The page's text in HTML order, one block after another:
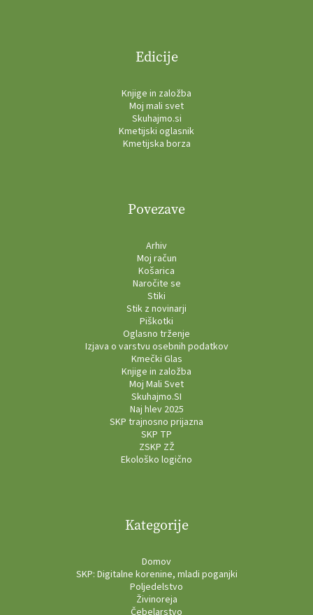
Edicije
Knjige in založba
Moj mali svet
Skuhajmo.si
Kmetijski oglasnik
Kmetijska borza
Povezave
Arhiv
Moj račun
Košarica
Naročite se
Stiki
Stik z novinarji
Piškotki
Oglasno trženje
Izjava o varstvu osebnih podatkov
Kmečki Glas
Knjige in založba
Moj Mali Svet
Skuhajmo.SI
Naj hlev 2025
SKP trajnosno prijazna
SKP TP
ZSKP ZŽ
Ekološko logično
Kategorije
Domov
SKP: Digitalne korenine, mladi poganjki
Poljedelstvo
Živinoreja